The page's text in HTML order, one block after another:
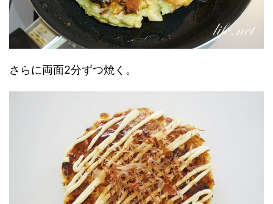
さらに両面2分ずつ焼く。